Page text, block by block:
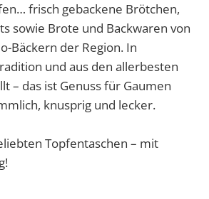
frisch gebackene Brötchen,
sowie Brote und Backwaren von
Bäckern der Region. In
und aus den allerbesten
– das ist Genuss für Gaumen
knusprig und lecker.
Topfentaschen – mit